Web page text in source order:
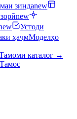
зиндаnew
new
Устоди
ҳаҷмМоделҳо
каталог →
Тамос